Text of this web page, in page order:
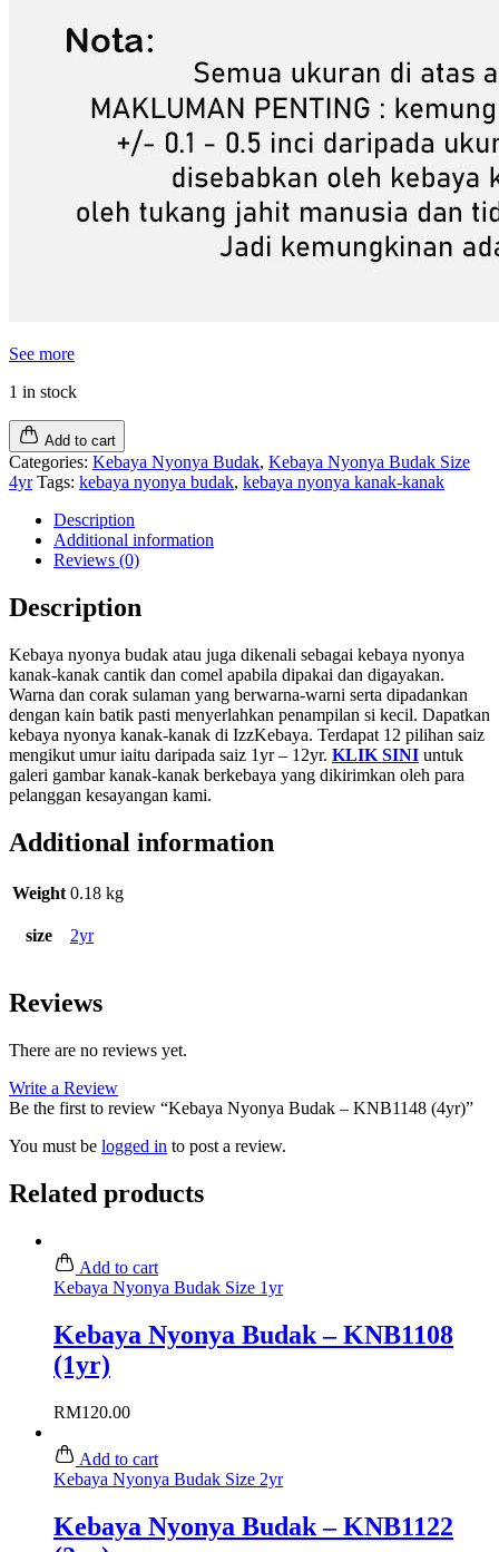
See more
1 in stock
Add to cart
Categories: Kebaya Nyonya Budak, Kebaya Nyonya Budak Size
4yr Tags: kebaya nyonya budak, kebaya nyonya kanak-kanak
Description
Additional information
Reviews (0)
Description
Kebaya nyonya budak atau juga dikenali sebagai kebaya nyonya
kanak-kanak cantik dan comel apabila dipakai dan digayakan.
Warna dan corak sulaman yang berwarna-warni serta dipadankan
dengan kain batik pasti menyerlahkan penampilan si kecil. Dapatkan
kebaya nyonya kanak-kanak di IzzKebaya. Terdapat 12 pilihan saiz
mengikut umur iaitu daripada saiz 1yr – 12yr. KLIK SINI untuk
galeri gambar kanak-kanak berkebaya yang dikirimkan oleh para
pelanggan kesayangan kami.
Additional information
Weight 0.18 kg
size 2yr
Reviews
There are no reviews yet.
Write a Review
Be the first to review “Kebaya Nyonya Budak – KNB1148 (4yr)”
You must be logged in to post a review.
Related products
Add to cart
Kebaya Nyonya Budak Size 1yr
Kebaya Nyonya Budak – KNB1108
(1yr)
RM120.00
Add to cart
Kebaya Nyonya Budak Size 2yr
Kebaya Nyonya Budak – KNB1122